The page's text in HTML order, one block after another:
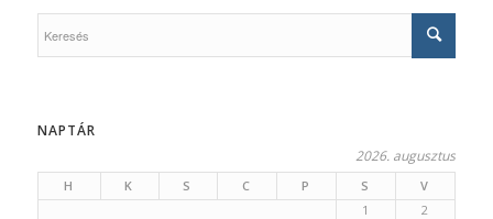
NAPTÁR
2026. augusztus
H K S C P S
V
1
2